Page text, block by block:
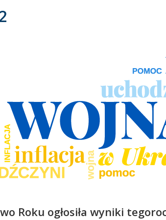
Roku ogłosiła wyniki